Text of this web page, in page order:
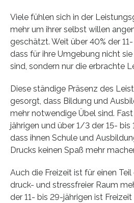
Viele fühlen sich in der
mehr um ihrer selbst willen
geschätzt. Weit über 40% der
dass für ihre Umgebung nicht
sind, sondern nur die erbrachte
Diese ständige Präsenz des
gesorgt, dass Bildung und
mehr notwendige Übel sind. Fast
jährigen und über 1/3 der 15- bis
dass ihnen Schule und
Drucks keinen Spaß mehr
Auch die Freizeit ist für einen
druck- und stressfreier Raum
der 11- bis 29-jährigen ist